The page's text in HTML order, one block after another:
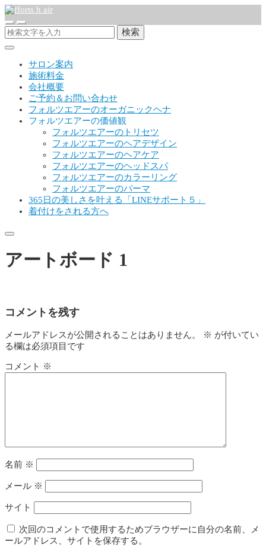
検索
サロン案内
施術料金
会社概要
ご予約＆お問い合わせ
フォルツエアーのオーガニックヘナ
フォルツエアーの価値観
フォルツエアーのトリセツ
フォルツエアーのヘアデザイン
フォルツエアーのヘアケア
フォルツエアーのヘッドスパ
フォルツエアーのカラーリング
フォルツエアーのパーマ
365日の美しさを叶える「LINEサポート５」
着付けをされる方へ
アートボード 1
コメントを残す
メールアドレスが公開されることはありません。 ※ が付いてい
る欄は必須項目です
コメント ※
名前 ※
メール ※
サイト
次回のコメントで使用するためブラウザーに自分の名前、メ
ールアドレス、サイトを保存する。